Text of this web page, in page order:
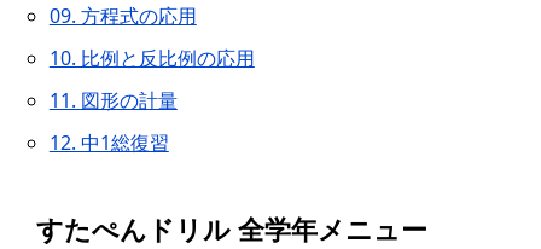
09. 方程式の応用
10. 比例と反比例の応用
11. 図形の計量
12. 中1総復習
すたぺんドリル 全学年メニュー